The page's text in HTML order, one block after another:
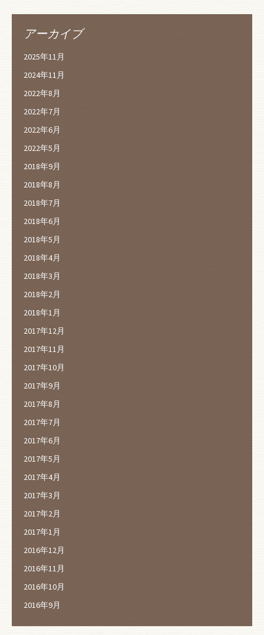
アーカイブ
2025年11月
2024年11月
2022年8月
2022年7月
2022年6月
2022年5月
2018年9月
2018年8月
2018年7月
2018年6月
2018年5月
2018年4月
2018年3月
2018年2月
2018年1月
2017年12月
2017年11月
2017年10月
2017年9月
2017年8月
2017年7月
2017年6月
2017年5月
2017年4月
2017年3月
2017年2月
2017年1月
2016年12月
2016年11月
2016年10月
2016年9月